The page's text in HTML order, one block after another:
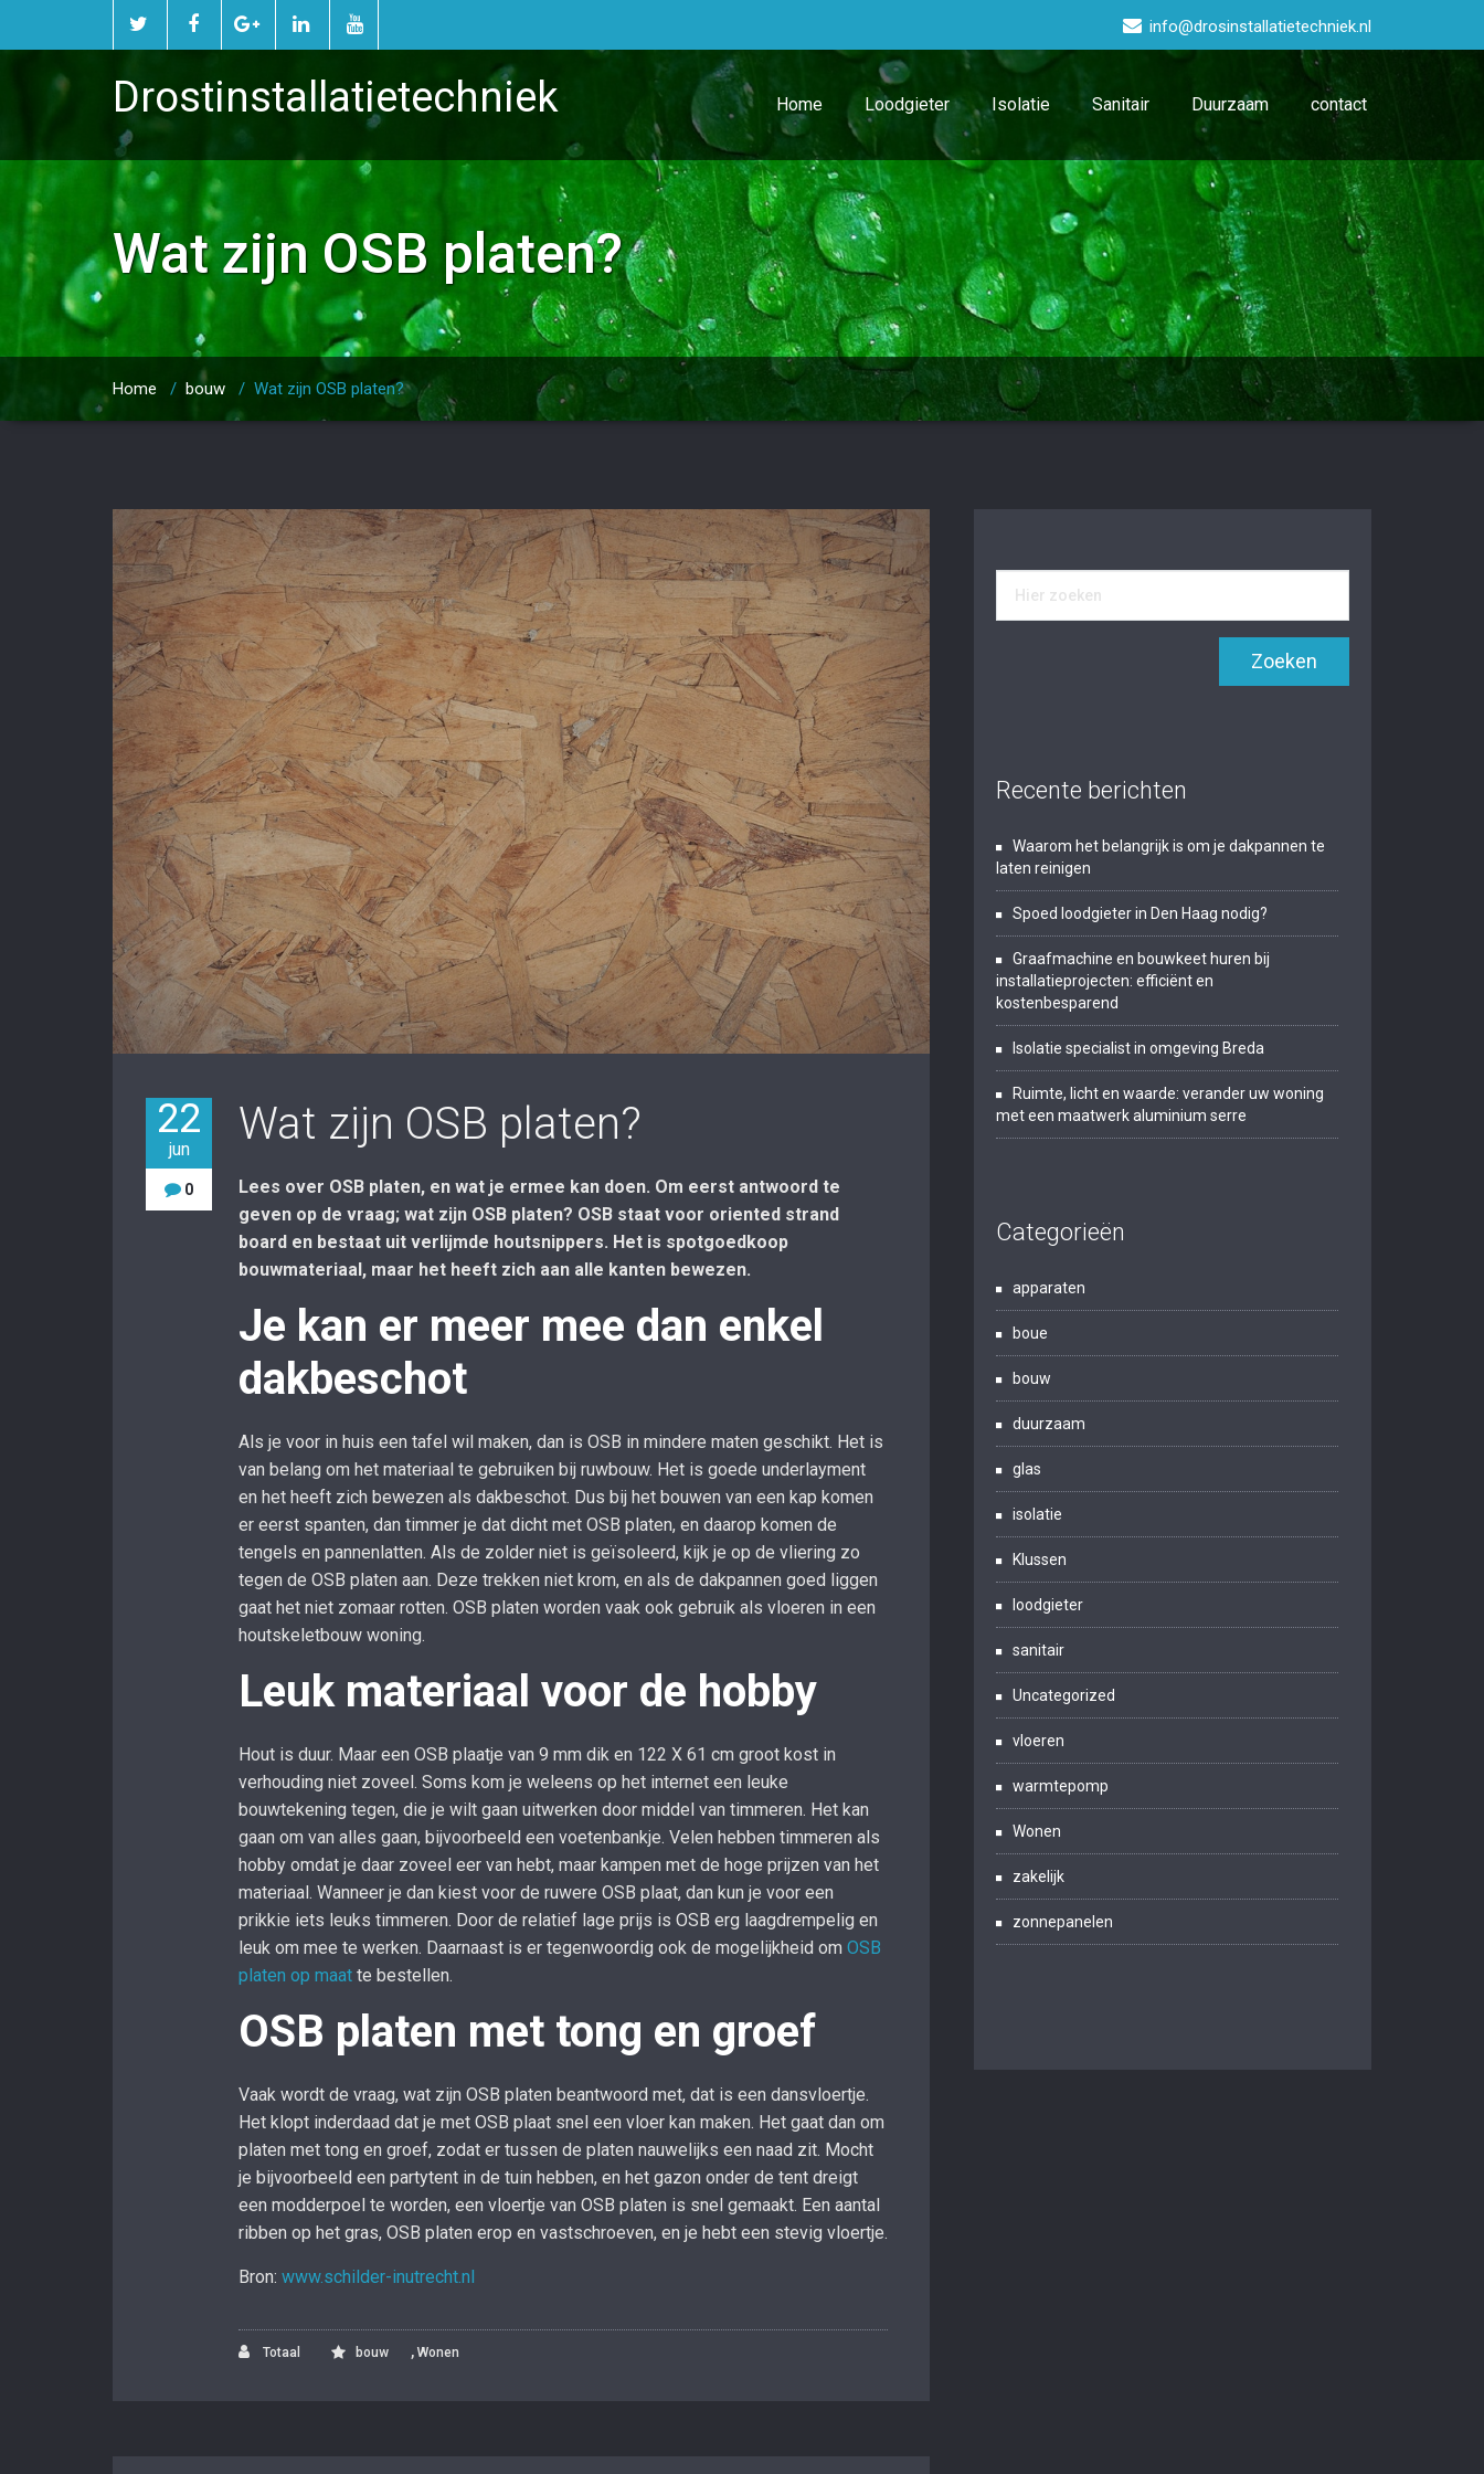
info@drosinstallatietechniek.nl
Drostinstallatietechniek Home Loodgieter Isolatie Sanitair Duurzaam contact
Wat zijn OSB platen?
Home / bouw / Wat zijn OSB platen?
22
jun
0
Wat zijn OSB platen?
Lees over OSB platen, en wat je ermee kan doen. Om eerst antwoord te
geven op de vraag; wat zijn OSB platen? OSB staat voor oriented strand
board en bestaat uit verlijmde houtsnippers. Het is spotgoedkoop
bouwmateriaal, maar het heeft zich aan alle kanten bewezen.
Je kan er meer mee dan enkel
dakbeschot
Als je voor in huis een tafel wil maken, dan is OSB in mindere maten geschikt. Het is
van belang om het materiaal te gebruiken bij ruwbouw. Het is goede underlayment
en het heeft zich bewezen als dakbeschot. Dus bij het bouwen van een kap komen
er eerst spanten, dan timmer je dat dicht met OSB platen, en daarop komen de
tengels en pannenlatten. Als de zolder niet is geïsoleerd, kijk je op de vliering zo
tegen de OSB platen aan. Deze trekken niet krom, en als de dakpannen goed liggen
gaat het niet zomaar rotten. OSB platen worden vaak ook gebruik als vloeren in een
houtskeletbouw woning.
Leuk materiaal voor de hobby
Hout is duur. Maar een OSB plaatje van 9 mm dik en 122 X 61 cm groot kost in
verhouding niet zoveel. Soms kom je weleens op het internet een leuke
bouwtekening tegen, die je wilt gaan uitwerken door middel van timmeren. Het kan
gaan om van alles gaan, bijvoorbeeld een voetenbankje. Velen hebben timmeren als
hobby omdat je daar zoveel eer van hebt, maar kampen met de hoge prijzen van het
materiaal. Wanneer je dan kiest voor de ruwere OSB plaat, dan kun je voor een
prikkie iets leuks timmeren. Door de relatief lage prijs is OSB erg laagdrempelig en
leuk om mee te werken. Daarnaast is er tegenwoordig ook de mogelijkheid om OSB
platen op maatte bestellen.
OSB platen met tong en groef
Vaak wordt de vraag, wat zijn OSB platen beantwoord met, dat is een dansvloertje.
Het klopt inderdaad dat je met OSB plaat snel een vloer kan maken. Het gaat dan om
platen met tong en groef, zodat er tussen de platen nauwelijks een naad zit. Mocht
je bijvoorbeeld een partytent in de tuin hebben, en het gazon onder de tent dreigt
een modderpoel te worden, een vloertje van OSB platen is snel gemaakt. Een aantal
ribben op het gras, OSB platen erop en vastschroeven, en je hebt een stevig vloertje.
Bron: www.schilder-inutrecht.nl
Totaal bouw , Wonen
Recente berichten
Waarom het belangrijk is om je dakpannen te
laten reinigen
Spoed loodgieter in Den Haag nodig?
Graafmachine en bouwkeet huren bij
installatieprojecten: efficiënt en
kostenbesparend
Isolatie specialist in omgeving Breda
Ruimte, licht en waarde: verander uw woning
met een maatwerk aluminium serre
Categorieën
apparaten
boue
bouw
duurzaam
glas
isolatie
Klussen
loodgieter
sanitair
Uncategorized
vloeren
warmtepomp
Wonen
zakelijk
zonnepanelen